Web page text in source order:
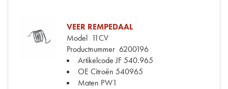
VEER REMPEDAAL
Model 11CV
Productnummer 6200196
Artikelcode JF540.965
OE Citroën 540965
Maten PW1